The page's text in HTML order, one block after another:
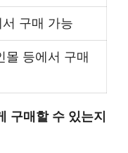
구매 가능
몰 등에서 구매
구매할 수 있는지